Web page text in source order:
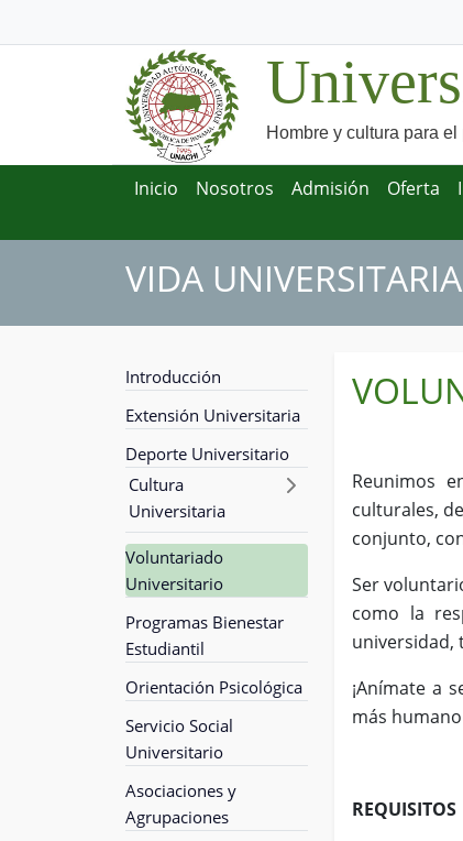
Hombre y cultura para el
Inicio Nosotros Admisión Oferta
VIDA UNIVERSITARIA
Introducción
Extensión Universitaria
Deporte Universitario
Cultura
Universitaria
Voluntariado
Universitario
Programas Bienestar
Estudiantil
Orientación Psicológica
Servicio Social
Universitario
Asociaciones y
Agrupaciones
Reunimos
culturales,
conjunto,
Ser
como la
universidad,
¡Anímate a
más
REQUISITOS